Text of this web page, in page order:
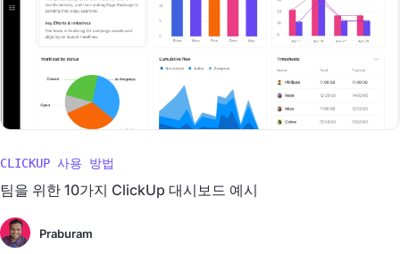
CLICKUP 사용 방법
팀을 위한 10가지 ClickUp 대시보드 예시
Praburam